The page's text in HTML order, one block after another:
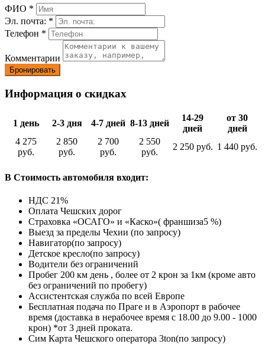
ФИО *
Эл. почта: *
Телефон *
Комментарии
Информация о скидках
1 день 2-3 дня 4-7 дней 8-13 дней
14-29
дней
от 30
дней
4 275
руб.
2 850
руб.
2 700
руб.
2 550
руб.
2 250 руб. 1 440 руб.
В Стоимость автомобиля входит:
НДС 21%
Оплата Чешских дорог
Страховка «ОСАГО» и «Каско»( франшиза5 %)
Выезд за пределы Чехии (по запросу)
Навигатор(по запросу)
Детское кресло(по запросу)
Водители без ограничений
Пробег 200 км день , более от 2 крон за 1км (кроме авто
без ограничений по пробегу)
Ассистентская служба по всей Европе
Бесплатная подача по Праге и в Аэропорт в рабочее
время (доставка в нерабочее время с 18.00 до 9.00 - 1000
крон) *от 3 дней проката.
Cим Карта Чешского оператора 3ton(по запросу)